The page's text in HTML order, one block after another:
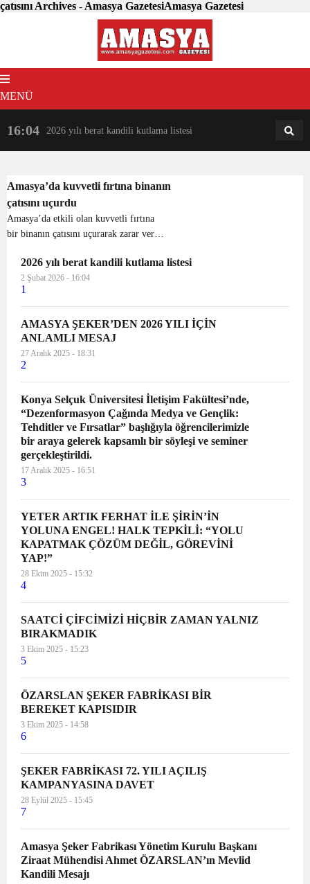
çatısını Archives - Amasya GazetesiAmasya Gazetesi
MENÜ
16:04 2026 yılı berat kandili kutlama listesi 18:31
Amasya’da kuvvetli fırtına binanın
çatısını uçurdu
Amasya’da etkili olan kuvvetli fırtına
bir binanın çatısını uçurarak zarar verdi.
kuvvetli fırtına Amasya’da etkili oldu.
Beyazıtpaşa Mahllesinde etkili olan
kuvvetli...
2026 yılı berat kandili kutlama listesi
2 Şubat 2026 - 16:04
1
AMASYA ŞEKER’DEN 2026 YILI İÇİN
ANLAMLI MESAJ
27 Aralık 2025 - 18:31
2
Konya Selçuk Üniversitesi İletişim Fakültesi’nde,
“Dezenformasyon Çağında Medya ve Gençlik:
Tehditler ve Fırsatlar” başlığıyla öğrencilerimizle
bir araya gelerek kapsamlı bir söyleşi ve seminer
gerçekleştirildi.
17 Aralık 2025 - 16:51
3
YETER ARTIK FERHAT İLE ŞİRİN’İN
YOLUNA ENGEL! HALK TEPKİLİ: “YOLU
KAPATMAK ÇÖZÜM DEĞİL, GÖREVİNİ
YAP!”
28 Ekim 2025 - 15:32
4
SAATCİ ÇİFCİMİZİ HİÇBİR ZAMAN YALNIZ
BIRAKMADIK
3 Ekim 2025 - 15:23
5
ÖZARSLAN ŞEKER FABRİKASI BİR
BEREKET KAPISIDIR
3 Ekim 2025 - 14:58
6
ŞEKER FABRİKASI 72. YILI AÇILIŞ
KAMPANYASINA DAVET
28 Eylül 2025 - 15:45
7
Amasya Şeker Fabrikası Yönetim Kurulu Başkanı
Ziraat Mühendisi Ahmet ÖZARSLAN’ın Mevlid
Kandili Mesajı